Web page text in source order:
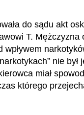
do sądu akt
T. Mężczyzna
nie był
miał
którego